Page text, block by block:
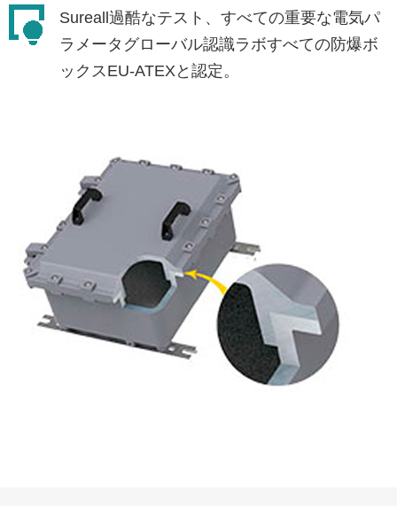
Sureall過酷なテスト、すべての重要な電気パ
ラメータグローバル認識ラボすべての防爆ボ
ックスEU-ATEXと認定。